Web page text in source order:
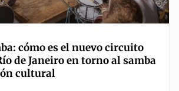
cómo es el nuevo circuito
de Janeiro en torno al samba
cultural